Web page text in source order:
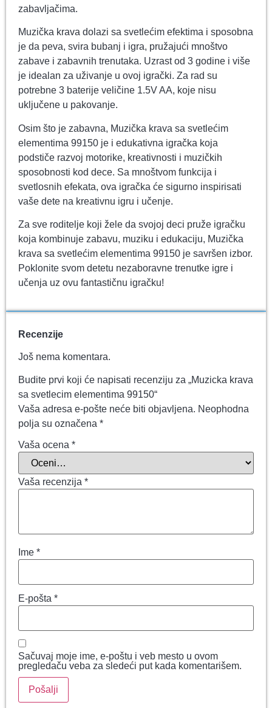
zabavljačima.
Muzička krava dolazi sa svetlećim efektima i sposobna
je da peva, svira bubanj i igra, pružajući mnoštvo
zabave i zabavnih trenutaka. Uzrast od 3 godine i više
je idealan za uživanje u ovoj igrački. Za rad su
potrebne 3 baterije veličine 1.5V AA, koje nisu
uključene u pakovanje.
Osim što je zabavna, Muzička krava sa svetlećim
elementima 99150 je i edukativna igračka koja
podstiče razvoj motorike, kreativnosti i muzičkih
sposobnosti kod dece. Sa mnoštvom funkcija i
svetlosnih efekata, ova igračka će sigurno inspirisati
vaše dete na kreativnu igru i učenje.
Za sve roditelje koji žele da svojoj deci pruže igračku
koja kombinuje zabavu, muziku i edukaciju, Muzička
krava sa svetlećim elementima 99150 je savršen izbor.
Poklonite svom detetu nezaboravne trenutke igre i
učenja uz ovu fantastičnu igračku!
Recenzije
Još nema komentara.
Budite prvi koji će napisati recenziju za „Muzicka krava
sa svetlecim elementima 99150“
Vaša adresa e-pošte neće biti objavljena. Neophodna
polja su označena *
Vaša ocena *
Vaša recenzija *
Ime *
E-pošta *
Sačuvaj moje ime, e-poštu i veb mesto u ovom
pregledaču veba za sledeći put kada komentarišem.